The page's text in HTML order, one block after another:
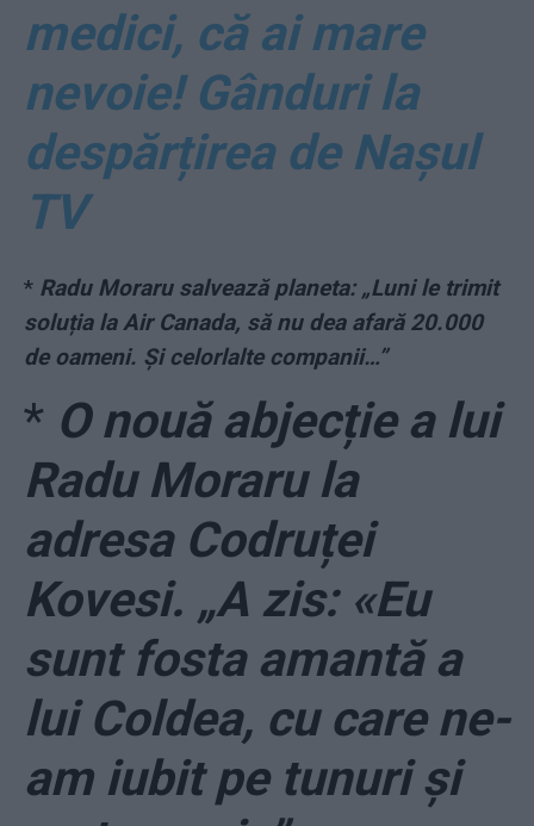
medici, că ai mare
nevoie! Gânduri la
despărțirea de Nașul
TV
* Radu Moraru salvează planeta: „Luni le trimit
soluția la Air Canada, să nu dea afară 20.000
de oameni. Și celorlalte companii…”
* O nouă abjecție a lui
Radu Moraru la
adresa Codruței
Kovesi. „A zis: «Eu
sunt fosta amantă a
lui Coldea, cu care ne-
am iubit pe tunuri și